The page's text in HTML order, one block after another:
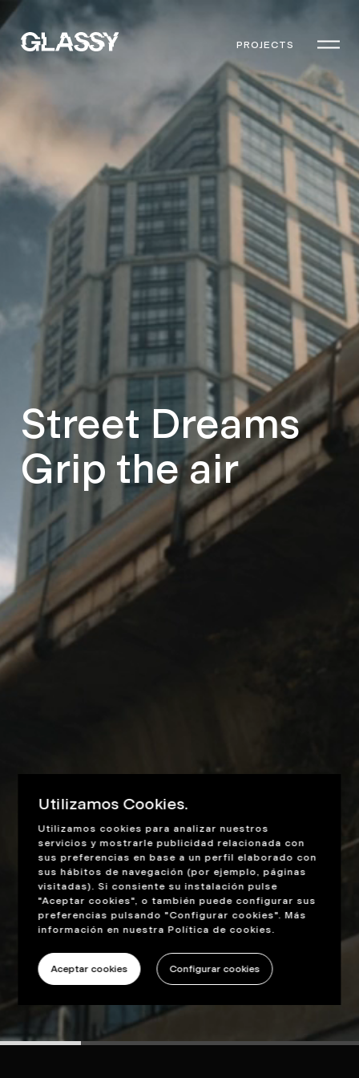
PROJECTS
Street Dreams
Grip the air
Utilizamos Cookies.
Utilizamos cookies para analizar nuestros
servicios y mostrarle publicidad relacionada con
sus preferencias en base a un perfil elaborado con
sus hábitos de navegación (por ejemplo, páginas
visitadas). Si consiente su instalación pulse
"Aceptar cookies", o también puede configurar sus
preferencias pulsando "Configurar cookies". Más
información en nuestraPolítica de cookies.
Aceptar cookies Configurar cookies